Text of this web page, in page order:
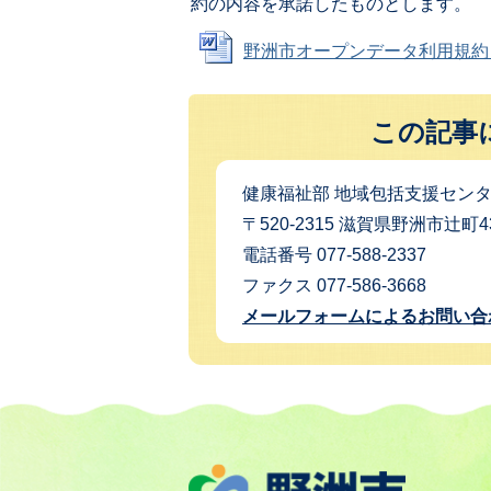
約の内容を承諾したものとします。
野洲市オープンデータ利用規
この記事
健康福祉部 地域包括支援セン
〒520-2315 滋賀県野洲市辻町
電話番号 077-588-2337
ファクス 077-586-3668
メールフォームによるお問い